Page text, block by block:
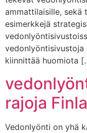
ammattilaisille, sekä
esimerkkejä
vedonlyöntisivustoja
kiinnittää huomiota
rajoja
Vedonlyönti on yhä